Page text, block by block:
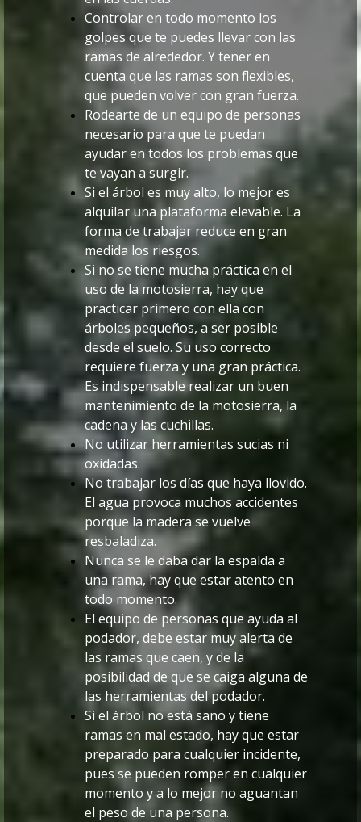
Controlar en todo momento los
golpes que te puedes llevar con las
ramas de alrededor. Y tener en
cuenta que las ramas son flexibles,
que pueden volver con gran fuerza.
Rodearte de un equipo de personas
necesario para que te puedan
ayudar en todos los problemas que
te vayan a surgir.
Si el árbol es muy alto, lo mejor es
alquilar una plataforma elevable. La
forma de trabajar reduce en gran
medida los riesgos.
Si no se tiene mucha práctica en el
uso de la motosierra, hay que
practicar primero con ella con
árboles pequeños, a ser posible
desde el suelo. Su uso correcto
requiere fuerza y una gran práctica.
Es indispensable realizar un buen
mantenimiento de la motosierra, la
cadena y las cuchillas.
No utilizar herramientas sucias ni
oxidadas.
No trabajar los días que haya llovido.
El agua provoca muchos accidentes
porque la madera se vuelve
resbaladiza.
Nunca se le daba dar la espalda a
una rama, hay que estar atento en
todo momento.
El equipo de personas que ayuda al
podador, debe estar muy alerta de
las ramas que caen, y de la
posibilidad de que se caiga alguna de
las herramientas del podador.
Si el árbol no está sano y tiene
ramas en mal estado, hay que estar
preparado para cualquier incidente,
pues se pueden romper en cualquier
momento y a lo mejor no aguantan
el peso de una persona.